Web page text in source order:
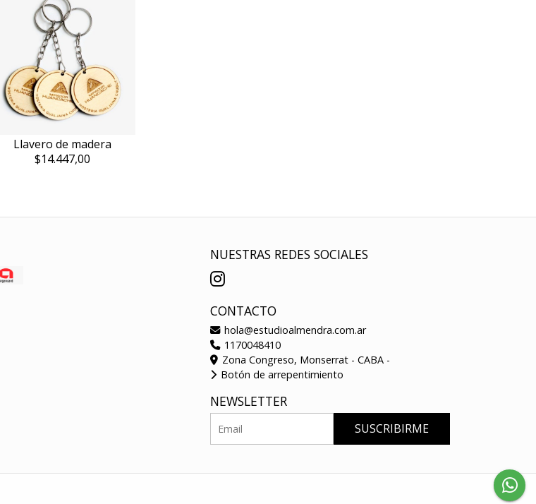
Llavero de madera
$14.447,00
NUESTRAS REDES SOCIALES
CONTACTO
hola@estudioalmendra.com.ar
1170048410
Zona Congreso, Monserrat - CABA -
Botón de arrepentimiento
NEWSLETTER
SUSCRIBIRME